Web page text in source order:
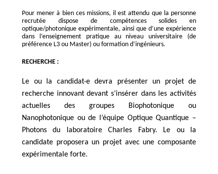
Pour mener à bien ces missions, il est attendu que la personne
recrutée dispose de compétences solides en
optique/photonique expérimentale, ainsi que d’une expérience
dans l’enseignement pratique au niveau universitaire (de
préférence L3 ou Master) ou formation d’ingénieurs.
RECHERCHE :
Le ou la candidat·e devra présenter un projet de
recherche innovant devant s’insérer dans les activités
actuelles des groupes Biophotonique ou
Nanophotonique ou de l’équipe Optique Quantique –
Photons du laboratoire Charles Fabry. Le ou la
candidate proposera un projet avec une composante
expérimentale forte.